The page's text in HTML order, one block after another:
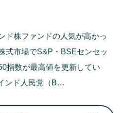
ド株ファンドの人気が高かっ
式市場でS&P・BSEセンセッ
指数が最高値を更新してい
ンド人民党（B…